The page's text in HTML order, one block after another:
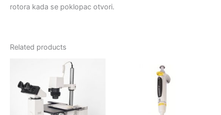
rotora kada se poklopac otvori.
Related products